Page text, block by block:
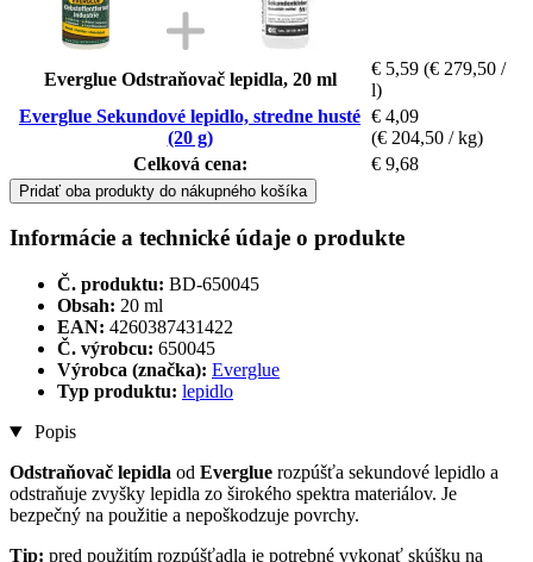
Everglue Odstraňovač lepidla, 20 ml
€ 5,59 (€ 279,50 /
l)
Everglue Sekundové lepidlo, stredne husté
(20 g)
€ 4,09
(€ 204,50 / kg)
Celková cena:
€ 9,68
Pridať oba produkty do nákupného košíka
Informácie a technické údaje o produkte
Č. produktu: BD-650045
Obsah: 20 ml
EAN: 4260387431422
Č. výrobcu: 650045
Výrobca (značka): Everglue
Typ produktu: lepidlo
Popis
Odstraňovač lepidla od Everglue rozpúšťa sekundové lepidlo a
odstraňuje zvyšky lepidla zo širokého spektra materiálov. Je
bezpečný na použitie a nepoškodzuje povrchy.
Tip: pred použitím rozpúšťadla je potrebné vykonať skúšku na